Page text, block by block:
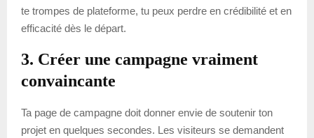
te trompes de plateforme, tu peux perdre en crédibilité et en
efficacité dès le départ.
3. Créer une campagne vraiment
convaincante
Ta page de campagne doit donner envie de soutenir ton
projet en quelques secondes. Les visiteurs se demandent